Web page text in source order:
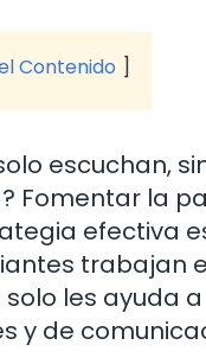
Contenido
escuchan,
Fomentar la
efectiva
trabajan
les ayuda
y de